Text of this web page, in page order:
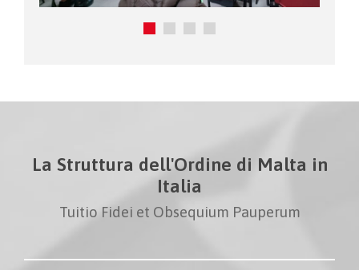
La Struttura dell'Ordine di Malta in
Italia
Tuitio Fidei et Obsequium Pauperum